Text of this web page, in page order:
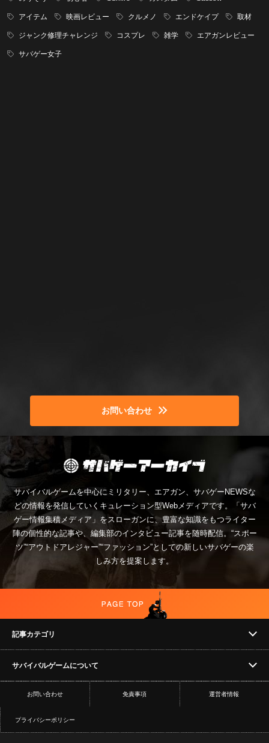
アイテム 映画レビュー クルメノ エンドケイプ 取材
ジャンク修理チャレンジ コスプレ 雑学 エアガンレビュー
サバゲー女子
お問い合わせ
サバイバルゲームを中心にミリタリー、エアガン、サバゲーNEWSな
どの情報を発信していくキュレーション型Webメディアです。「サバ
ゲー情報集積メディア」をスローガンに、豊富な知識をもつライター
陣の個性的な記事や、編集部のインタビュー記事を随時配信。“スポー
ツ”“アウトドアレジャー”“ファッション”としての新しいサバゲーの楽
しみ方を提案します。
記事カテゴリ
NEWS
イベント
コラム
サバイバルゲームについて
フィールド
お問い合わせ 免責事項 運営者情報
プライバシーポリシー